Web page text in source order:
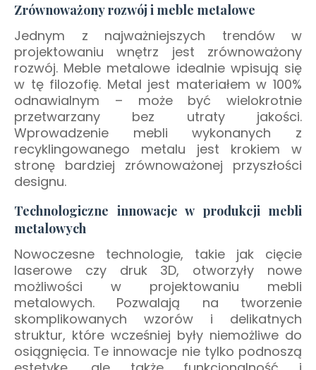
Zrównoważony rozwój i meble metalowe
Jednym z najważniejszych trendów w
projektowaniu wnętrz jest zrównoważony
rozwój. Meble metalowe idealnie wpisują się
w tę filozofię. Metal jest materiałem w 100%
odnawialnym – może być wielokrotnie
przetwarzany bez utraty jakości.
Wprowadzenie mebli wykonanych z
recyklingowanego metalu jest krokiem w
stronę bardziej zrównoważonej przyszłości
designu.
Technologiczne innowacje w produkcji mebli
metalowych
Nowoczesne technologie, takie jak cięcie
laserowe czy druk 3D, otworzyły nowe
możliwości w projektowaniu mebli
metalowych. Pozwalają na tworzenie
skomplikowanych wzorów i delikatnych
struktur, które wcześniej były niemożliwe do
osiągnięcia. Te innowacje nie tylko podnoszą